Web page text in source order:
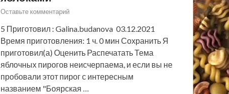
Оставьте комментарий
5 Приготовил : Galina.budanova 03.12.2021
Время приготовления: 1 ч. 0 мин Сохранить Я
приготовил(а) Оценить Распечатать Тема
яблочных пирогов неисчерпаема, и если вы не
пробовали этот пирог с интересным
названием "Боярская …